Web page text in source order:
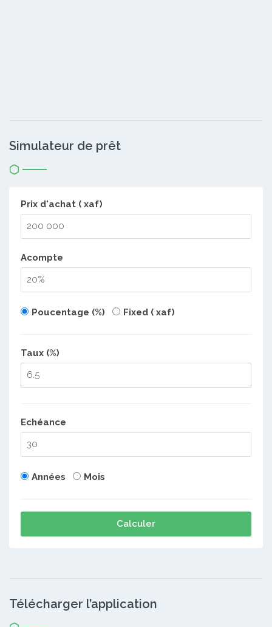
Simulateur de prêt
Prix d'achat ( xaf)
Acompte
Poucentage (%) Fixed ( xaf)
Taux (%)
Echéance
Années Mois
Calculer
Télécharger l’application